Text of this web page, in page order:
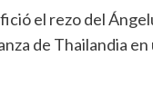
el rezo del
de Thailandia